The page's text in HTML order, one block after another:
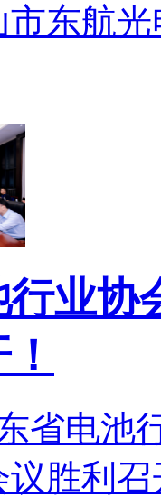
市东航
行业协
省电池
胜利